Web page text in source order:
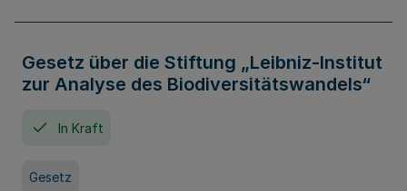
Gesetz über die Stiftung „Leibniz-Institut
zur Analyse des Biodiversitätswandels“
In Kraft
Gesetz